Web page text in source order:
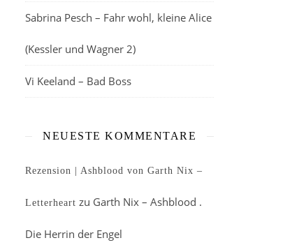
Sabrina Pesch – Fahr wohl, kleine Alice
(Kessler und Wagner 2)
Vi Keeland – Bad Boss
NEUESTE KOMMENTARE
Rezension | Ashblood von Garth Nix –
Letterheart zu Garth Nix – Ashblood .
Die Herrin der Engel